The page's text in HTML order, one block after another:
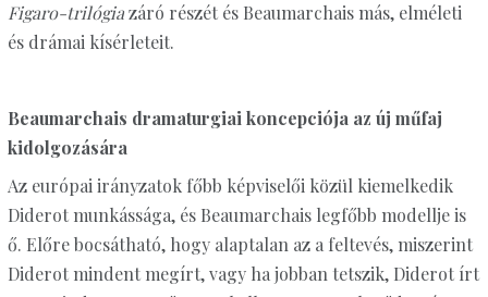
Figaro-trilógiazáró részét és Beaumarchais más, elméleti
és drámai kísérleteit.
Beaumarchais dramaturgiai koncepciója az új műfaj
kidolgozására
Az európai irányzatok főbb képviselői közül kiemelkedik
Diderot munkássága, és Beaumarchais legfőbb modellje is
ő. Előre bocsátható, hogy alaptalan az a feltevés, miszerint
Diderot mindent megírt, vagy ha jobban tetszik, Diderot írt